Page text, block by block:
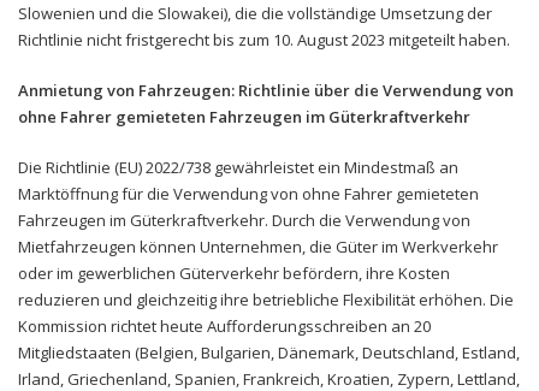
Slowenien und die Slowakei), die die vollständige Umsetzung der
Richtlinie nicht fristgerecht bis zum 10. August 2023 mitgeteilt haben.
Anmietung von Fahrzeugen: Richtlinie über die Verwendung von
ohne Fahrer gemieteten Fahrzeugen im Güterkraftverkehr
Die Richtlinie (EU) 2022/738 gewährleistet ein Mindestmaß an
Marktöffnung für die Verwendung von ohne Fahrer gemieteten
Fahrzeugen im Güterkraftverkehr. Durch die Verwendung von
Mietfahrzeugen können Unternehmen, die Güter im Werkverkehr
oder im gewerblichen Güterverkehr befördern, ihre Kosten
reduzieren und gleichzeitig ihre betriebliche Flexibilität erhöhen. Die
Kommission richtet heute Aufforderungsschreiben an 20
Mitgliedstaaten (Belgien, Bulgarien, Dänemark, Deutschland, Estland,
Irland, Griechenland, Spanien, Frankreich, Kroatien, Zypern, Lettland,